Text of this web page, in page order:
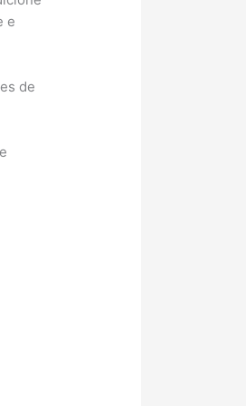
e
de